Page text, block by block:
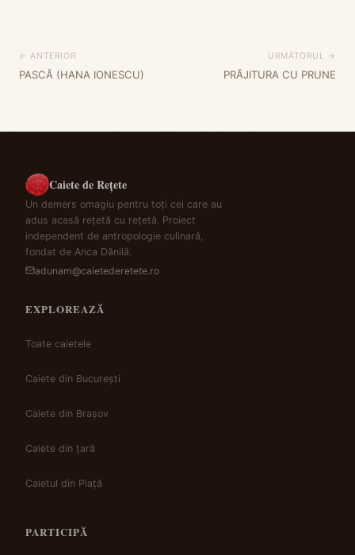
← ANTERIOR
PASCĂ (HANA IONESCU)
URMĂTORUL →
PRĂJITURA CU PRUNE
Caiete de Rețete
Un demers omagiu pentru toți cei care au
adus acasă rețetă cu rețetă. Proiect
independent de antropologie culinară,
fondat de Anca Dănilă.
adunam@caietederetete.ro
EXPLOREAZĂ
Toate caietele
Caiete din București
Caiete din Brașov
Caiete din țară
Caietul din Piață
PARTICIPĂ